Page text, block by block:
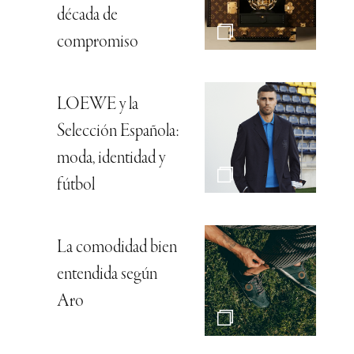
década de
compromiso
LOEWE y la
Selección Española:
moda, identidad y
fútbol
La comodidad bien
entendida según
Aro